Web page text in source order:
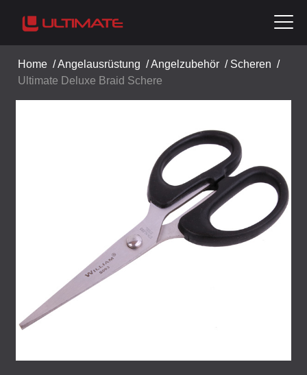
Home /Angelausrüstung /Angelzubehör / Scheren /
Ultimate Deluxe Braid Schere